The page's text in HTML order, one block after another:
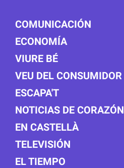
COMUNICACIÓN
ECONOMÍA
VIURE BÉ
VEU DEL CONSUMIDOR
ESCAPA'T
NOTICIAS DE CORAZÓN
EN CASTELLÀ
TELEVISIÓN
EL TIEMPO